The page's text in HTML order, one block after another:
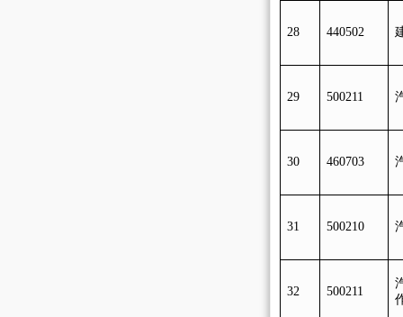
28 440502
29 500211
30 460703
31 500210
32 500211